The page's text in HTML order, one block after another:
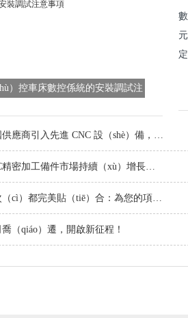
）控車床數控係統的安裝調試注
中國供應商引入先進 CNC 設（shè）備，提升定製金屬零件品質（zhì）
CNC精密加工備件市場持續（xù）增長，技術創新引領行業未來
每次（cì）都完美貼（tiē）合：為您的項目定製（zhì）螺絲
（qiáo）遷，開啟新征程！